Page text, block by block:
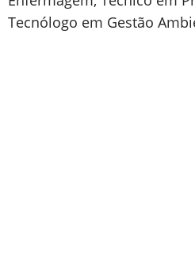
Tecnólogo em Gestão